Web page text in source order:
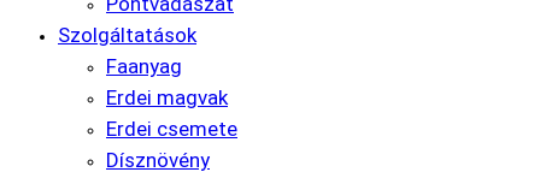
Szolgáltatások
Faanyag
Erdei magvak
Erdei csemete
Dísznövény